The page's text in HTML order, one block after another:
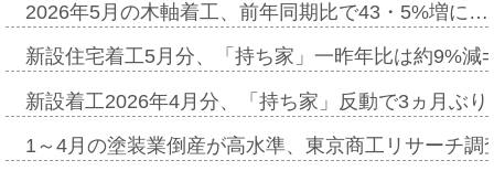
2026年5月の木軸着工、前年同期比で43・5%増に…
新設住宅着工5月分、「持ち家」一昨年比は約9%
新設着工2026年4月分、「持ち家」反動で3ヵ月ぶ
1～4月の塗装業倒産が高水準、東京商工リサーチ